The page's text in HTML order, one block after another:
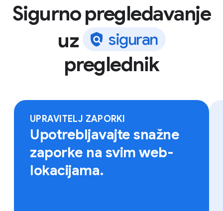
Prijavite se na Chrome na bilo kojem uređaju kako biste
pristupili svojim oznakama, spremljenim zaporkama i
Sigurno pregledavanje
uz
siguran
preglednik
UPRAVITELJ ZAPORKI
Upotrebljavajte snažne
zaporke na svim web-
lokacijama.